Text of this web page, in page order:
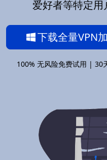
爱好者等特定
下载全量VPN
100% 无风险免费试用 | 30